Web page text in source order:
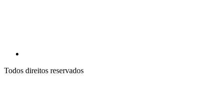
Todos direitos reservados